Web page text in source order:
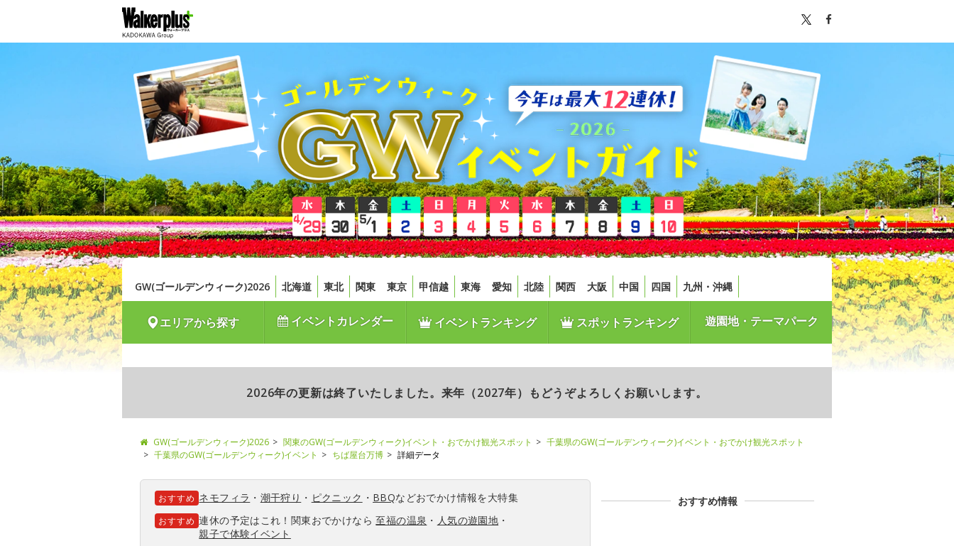
GW(ゴールデンウィーク)2026 北海道 東北 関東 東京 甲信越 東海 愛知 北陸 関西 大阪 中国 四国 九州・沖縄
エリアから探す イベントカレンダー イベントランキング スポットランキング 遊園地・テーマパーク
2026年の更新は終了いたしました。来年（2027年）もどうぞよろしくお願いします。
GW(ゴールデンウィーク)2026 関東のGW(ゴールデンウィーク)イベント・おでかけ観光スポット
千葉県のGW(ゴールデンウィーク)イベント・おでかけ観光スポット
千葉県のGW(ゴールデンウィーク)イベント
ちば屋台万博 詳細データ
おすすめ ネモフィラ ・ 潮干狩り ・ ピクニック ・ BBQなどおでかけ情報を大特集
おすすめ 連休の予定はこれ！関東おでかけなら至福の温泉 ・ 人気の遊園地 ・
親子で体験イベント
おすすめ情報